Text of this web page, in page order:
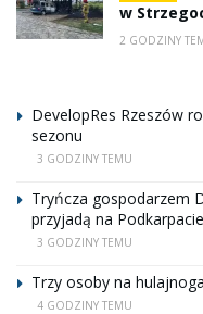
w
2 GODZINY
DevelopRes Rzeszów
sezonu
3 GODZINY TEMU
Tryńcza gospodarzem
przyjadą na Podkarpacie
3 GODZINY TEMU
Trzy osoby na
4 GODZINY TEMU